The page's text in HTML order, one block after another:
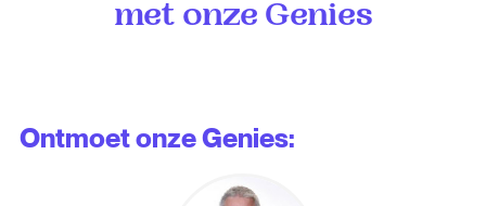
met onze Genies
Ontmoet onze Genies: